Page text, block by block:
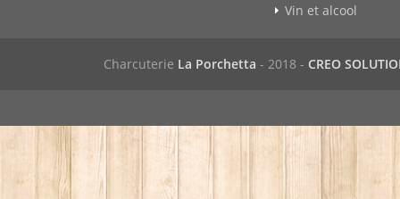
Vin et alcool
Charcuterie La Porchetta - 2018 - CREO